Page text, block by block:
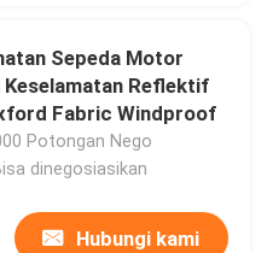
Sepeda Motor
Keselamatan Reflektif
Fabric Windproof
Potongan Nego
dinegosiasikan
Hubungi kami